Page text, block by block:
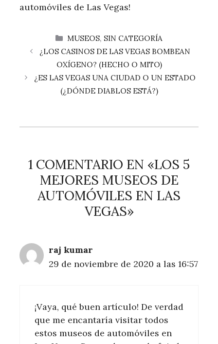
automóviles de Las Vegas!
CATEGORÍAS
MUSEOS, SIN CATEGORÍA
¿LOS CASINOS DE LAS VEGAS BOMBEAN
OXÍGENO? (HECHO O MITO)
¿ES LAS VEGAS UNA CIUDAD O UN ESTADO
(¿DÓNDE DIABLOS ESTÁ?)
1 COMENTARIO EN «LOS 5
MEJORES MUSEOS DE
AUTOMÓVILES EN LAS
VEGAS»
raj kumar
29 de noviembre de 2020 a las 16:57
¡Vaya, qué buen artículo! De verdad
que me encantaría visitar todos
estos museos de automóviles en